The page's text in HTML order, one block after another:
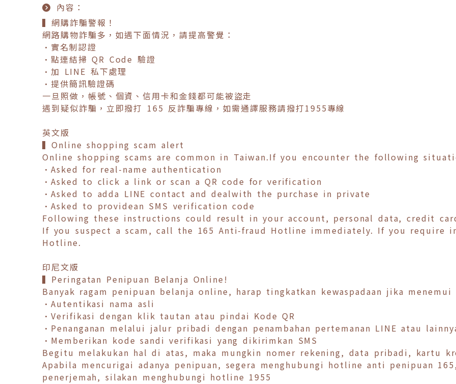
內容：
▍網購詐騙警報！
網路購物詐騙多，如遇下面情況，請提高警覺：
•實名制認證
•點連結掃 QR Code 驗證
•加 LINE 私下處理
•提供簡訊驗證碼
一旦照做，帳號、個資、信用卡和金錢都可能被盜走
遇到疑似詐騙，立即撥打 165 反詐騙專線，如需通譯服務請撥打1955專線
英文版
▍Online shopping scam alert
Online shopping scams are common in Taiwan.If you encounter the following
•Asked for real-name authentication
•Asked to click a link or scan a QR code for verification
•Asked to adda LINE contact and dealwith the purchase in private
•Asked to providean SMS verification code
Following these instructions could result in your account, personal data, credit
If you suspect a scam, call the 165 Anti-fraud Hotline immediately. If you require
Hotline.
印尼文版
▍Peringatan Penipuan Belanja Online!
Banyak ragam penipuan belanja online, harap tingkatkan kewaspadaan jika
•Autentikasi nama asli
•Verifikasi dengan klik tautan atau pindai Kode QR
•Penanganan melalui jalur pribadi dengan penambahan pertemanan LINE atau
•Memberikan kode sandi verifikasi yang dikirimkan SMS
Begitu melakukan hal di atas, maka mungkin nomer rekening, data pribadi, kartu
Apabila mencurigai adanya penipuan, segera menghubungi hotline anti penipuan
penerjemah, silakan menghubungi hotline 1955